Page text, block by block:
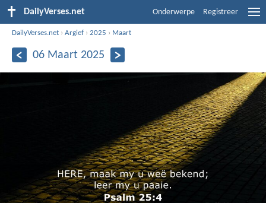
DailyVerses.net Onderwerpe Registreer
DailyVerses.net ›Argief ›2025 › Maart
06 Maart 2025